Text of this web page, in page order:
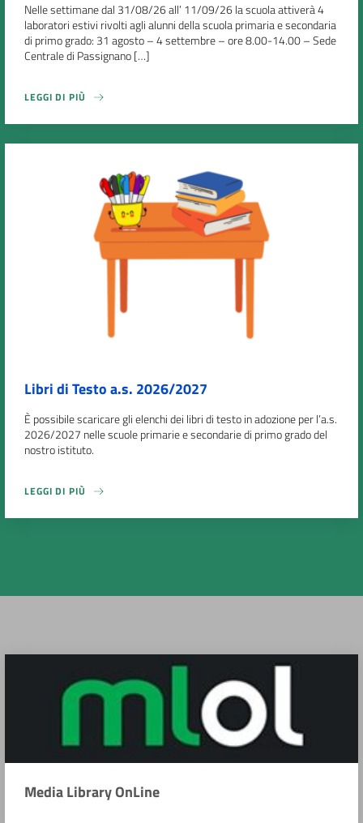
Nelle settimane dal 31/08/26 all’ 11/09/26 la scuola attiverà 4
laboratori estivi rivolti agli alunni della scuola primaria e secondaria
di primo grado: 31 agosto – 4 settembre – ore 8.00-14.00 – Sede
Centrale di Passignano […]
LEGGI DI PIÙ
Libri di Testo a.s. 2026/2027
È possibile scaricare gli elenchi dei libri di testo in adozione per l’a.s.
2026/2027 nelle scuole primarie e secondarie di primo grado del
nostro istituto.
LEGGI DI PIÙ
Media Library OnLine